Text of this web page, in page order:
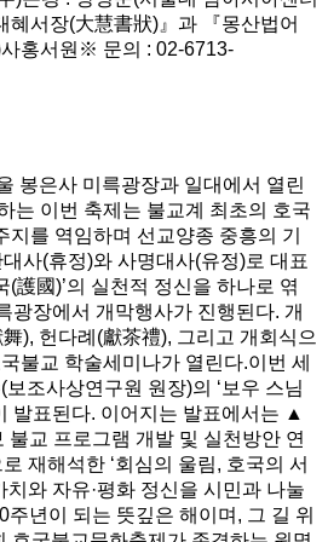
서장(大慧書狀)』과 『몽산법어
홍서원※ 문의 : 02-6713-
봉은사 미륵광장과 일대에서 열린
는 이번 축제는 불교계 최초의 호국
를 역임하며 선교양종 중흥의 기
사(휴정)와 사명대사(유정)로 대표
護國)’의 실천적 정신을 하나로 엮
광장에서 개막행사가 진행된다. 개
), 헌다례(獻茶禮), 그리고 개회식으
불교 학술세미나가 열린다.이번 세
조사상연구원 원장)의 ‘보우 스님
발표된다. 이어지는 발표에서는 ▲
교 프로그램 개발 및 실천방안 연
재해석한 ‘회심의 울림, 호국의 서
와 자유·평화 정신을 시민과 나눌
년이 되는 뜻깊은 해이며, 그 길 위